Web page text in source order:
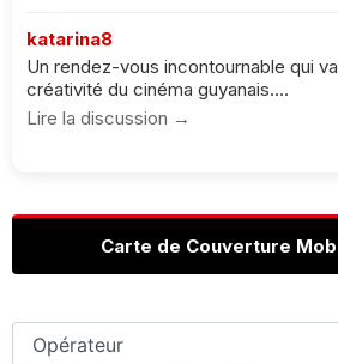
katarina8
Un rendez-vous incontournable qui
créativité du cinéma guyanais....
Lire la discussion →
Carte de Couverture